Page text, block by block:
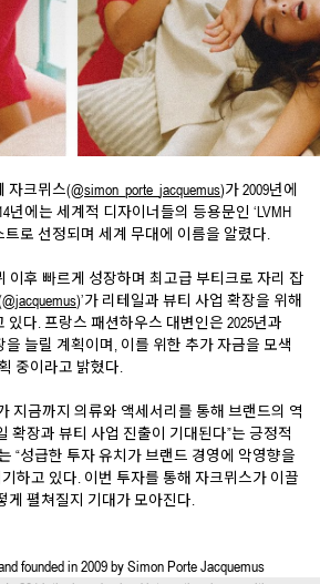
자크뮈스(@simon_porte_jacquemus)가 2009년에
년에는 세계적 디자이너들의 등용문인 ‘LVMH
로 선정되며 세계 무대에 이름을 알렸다.
이후 빠르게 성장하며 최고급 부티크로 자리 잡
@jacquemus)’가 리테일과 뷰티 사업 확장을 위해
있다. 프랑스 패션하우스 대변인은 2025년과
을 늘릴 계획이며, 이를 위한 추가 자금을 모색
중이라고 밝혔다.
지금까지 의류와 액세서리를 통해 브랜드의 역
확장과 뷰티 사업 진출이 기대된다”는 긍정적
“성급한 투자 유치가 브랜드 경영에 악영향을
하고 있다. 이번 투자를 통해 자크뮈스가 이끌
게 펼쳐질지 기대가 모아진다.
founded in 2009 by Simon Porte Jacquemus